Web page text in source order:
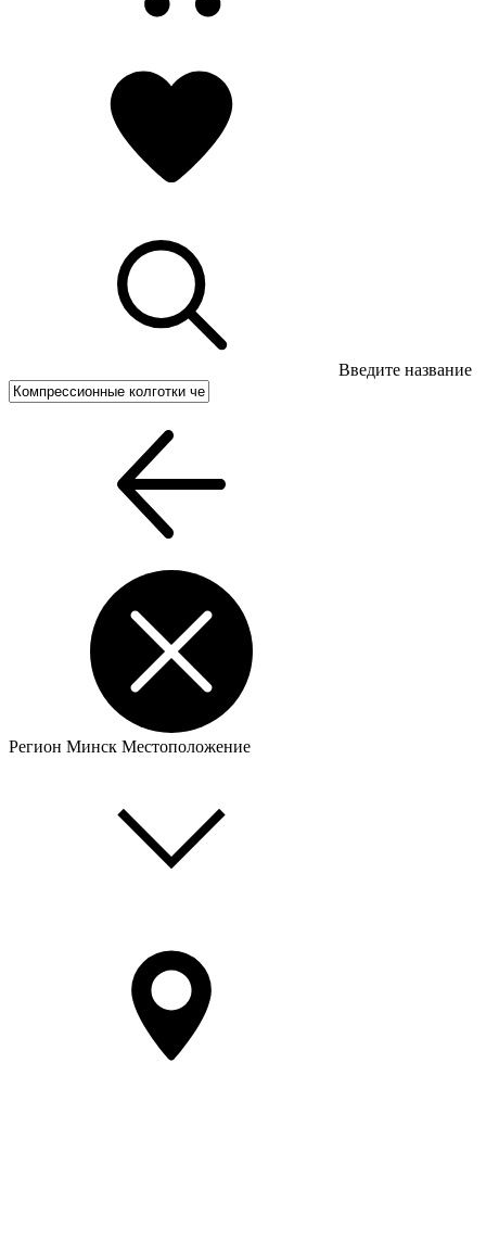
Введите название
Регион Минск Местоположение